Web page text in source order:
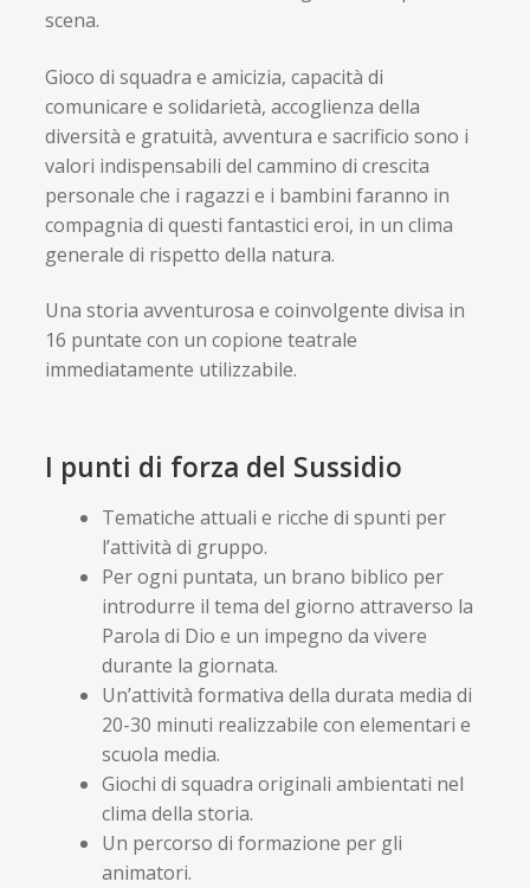
scena.
Gioco di squadra e amicizia, capacità di
comunicare e solidarietà, accoglienza della
diversità e gratuità, avventura e sacrificio sono i
valori indispensabili del cammino di crescita
personale che i ragazzi e i bambini faranno in
compagnia di questi fantastici eroi, in un clima
generale di rispetto della natura.
Una storia avventurosa e coinvolgente divisa in
16 puntate con un copione teatrale
immediatamente utilizzabile.
I punti di forza del Sussidio
Tematiche attuali e ricche di spunti per
l’attività di gruppo.
Per ogni puntata, un brano biblico per
introdurre il tema del giorno attraverso la
Parola di Dio e un impegno da vivere
durante la giornata.
Un’attività formativa della durata media di
20-30 minuti realizzabile con elementari e
scuola media.
Giochi di squadra originali ambientati nel
clima della storia.
Un percorso di formazione per gli
animatori.